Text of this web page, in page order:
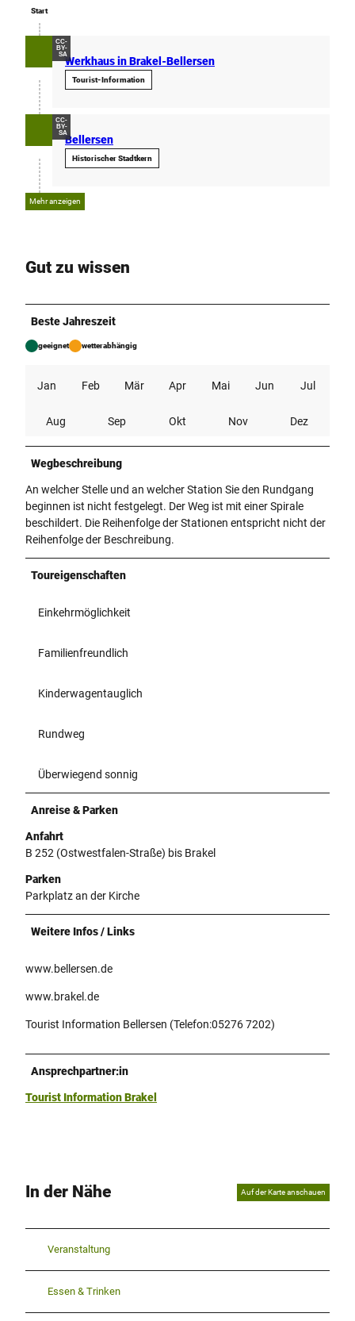
Start
CC-
BY-
SA
Werkhaus in Brakel-Bellersen
Tourist-Information
CC-
BY-
SA
Bellersen
Historischer Stadtkern
Mehr anzeigen
Gut zu wissen
Beste Jahreszeit
geeignet wetterabhängig
Jan Feb Mär Apr Mai Jun Jul
Aug Sep Okt Nov Dez
Wegbeschreibung
An welcher Stelle und an welcher Station Sie den Rundgang
beginnen ist nicht festgelegt. Der Weg ist mit einer Spirale
beschildert. Die Reihenfolge der Stationen entspricht nicht der
Reihenfolge der Beschreibung.
Toureigenschaften
Einkehrmöglichkeit
Familienfreundlich
Kinderwagentauglich
Rundweg
Überwiegend sonnig
Anreise & Parken
Anfahrt
B 252 (Ostwestfalen-Straße) bis Brakel
Parken
Parkplatz an der Kirche
Weitere Infos / Links
www.bellersen.de
www.brakel.de
Tourist Information Bellersen (Telefon:05276 7202)
Ansprechpartner:in
Tourist Information Brakel
In der Nähe Auf der Karte anschauen
Veranstaltung
Essen & Trinken